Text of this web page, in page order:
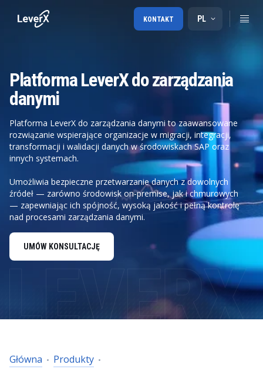
PL
KONTAKT
Platforma LeverX do zarządzania
danymi
Platforma LeverX do zarządzania danymi to zaawansowane
rozwiązanie wspierające organizacje w migracji, integracji,
transformacji i walidacji danych w środowiskach SAP oraz
innych systemach.
Umożliwia bezpieczne przetwarzanie danych z dowolnych
źródeł — zarówno środowisk on-premise, jak i chmurowych
— zapewniając ich spójność, wysoką jakość i pełną kontrolę
nad procesami zarządzania danymi.
UMÓW KONSULTACJĘ
Główna
Produkty